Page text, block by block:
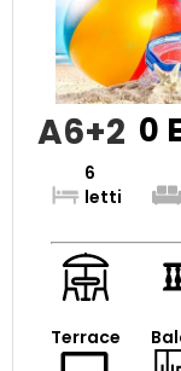
A6+2 0
6
letti
Terrace